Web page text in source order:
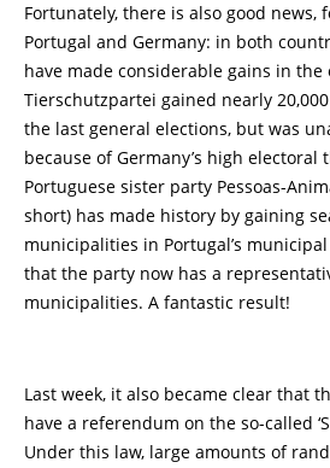
Fortunately, there is also good news,
Portugal and Germany: in both
have made considerable gains in the
Tierschutzpartei gained nearly
the last general elections, but was
because of Germany’s high electoral
Portuguese sister party Pessoas-
short) has made history by gaining
municipalities in Portugal’s
that the party now has a
municipalities. A fantastic result!
Last week, it also became clear that
have a referendum on the so-called
Under this law, large amounts of